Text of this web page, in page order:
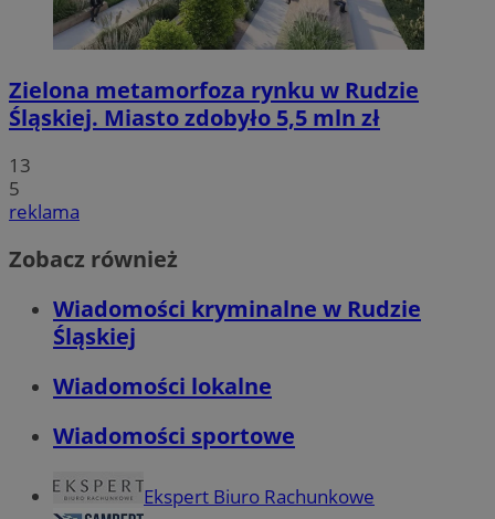
Zielona metamorfoza rynku w Rudzie
Śląskiej. Miasto zdobyło 5,5 mln zł
13
5
reklama
Zobacz również
Wiadomości kryminalne w Rudzie
Śląskiej
Wiadomości lokalne
Wiadomości sportowe
Ekspert Biuro Rachunkowe